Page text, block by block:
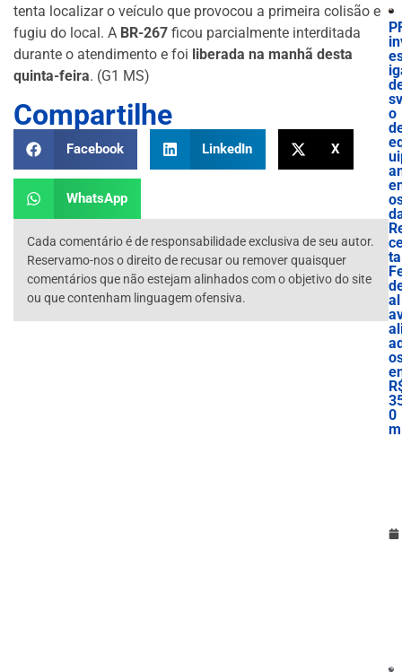
tenta localizar o veículo que provocou a primeira colisão e
fugiu do local. A BR-267 ficou parcialmente interditada
durante o atendimento e foi liberada na manhã desta
quinta-feira. (G1 MS)
Compartilhe
Facebook LinkedIn X
WhatsApp
Cada comentário é de responsabilidade exclusiva de seu autor.
Reservamo-nos o direito de recusar ou remover quaisquer
comentários que não estejam alinhados com o objetivo do site
ou que contenham linguagem ofensiva.
o
ta
al
0